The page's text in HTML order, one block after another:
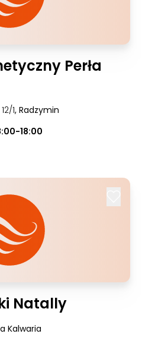
Perła
| 12/1, Radzymin
18:00
Natally
Kalwaria